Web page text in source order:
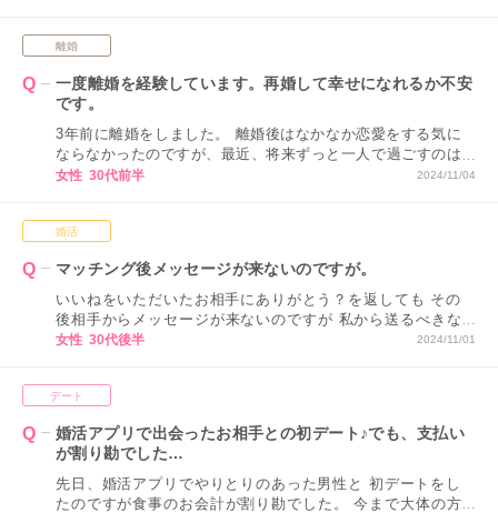
離婚
一度離婚を経験しています。再婚して幸せになれるか不安
です。
3年前に離婚をしました。 離婚後はなかなか恋愛をする気に
ならなかったのですが、最近、将来ずっと一人で過ごすのは
寂しいなと思い婚活を始めました。 ただ、一人の生活が楽
です。 このまま婚活をするべきでしょうか？
女性 30代前半 2024/11/04
婚活
マッチング後メッセージが来ないのですが。
いいねをいただいたお相手にありがとう？を返しても その
後相手からメッセージが来ないのですが 私から送るべきな
んでしょうか。 普通、マッチング後は男性からメッセージ
女性 30代後半 2024/11/01
デート
婚活アプリで出会ったお相手との初デート♪でも、支払い
が割り勘でした…
先日、婚活アプリでやりとりのあった男性と 初デートをし
たのですが食事のお会計が割り勘でした。 今まで大体の方